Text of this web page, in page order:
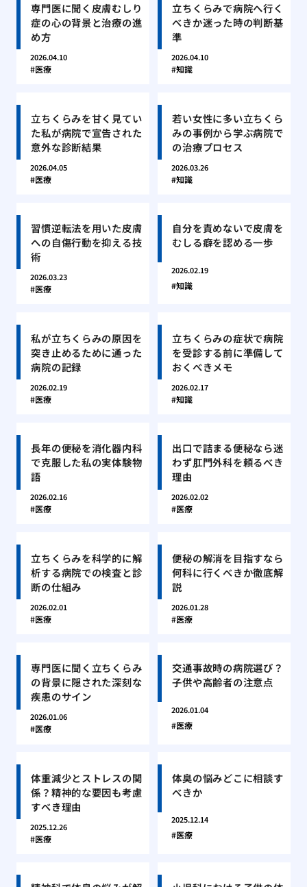
専門医に聞く皮膚むしり
症の心の背景と治療の進
め方
2026.04.10
医療
立ちくらみで病院へ行く
べきか迷った時の判断基
準
2026.04.10
知識
立ちくらみを甘く見てい
た私が病院で宣告された
意外な診断結果
2026.04.05
医療
若い女性に多い立ちくら
みの事例から学ぶ病院で
の治療プロセス
2026.03.26
知識
習慣逆転法を用いた皮膚
への自傷行動を抑える技
術
2026.03.23
医療
自分を責めないで皮膚を
むしる癖を認める一歩
2026.02.19
知識
私が立ちくらみの原因を
突き止めるために通った
病院の記録
2026.02.19
医療
立ちくらみの症状で病院
を受診する前に準備して
おくべきメモ
2026.02.17
知識
長年の便秘を消化器内科
で克服した私の実体験物
語
2026.02.16
医療
出口で詰まる便秘なら迷
わず肛門外科を頼るべき
理由
2026.02.02
医療
立ちくらみを科学的に解
析する病院での検査と診
断の仕組み
2026.02.01
医療
便秘の解消を目指すなら
何科に行くべきか徹底解
説
2026.01.28
医療
専門医に聞く立ちくらみ
の背景に隠された深刻な
疾患のサイン
2026.01.06
医療
交通事故時の病院選び？
子供や高齢者の注意点
2026.01.04
医療
体重減少とストレスの関
係？精神的な要因も考慮
すべき理由
2025.12.26
医療
体臭の悩みどこに相談す
べきか
2025.12.14
医療